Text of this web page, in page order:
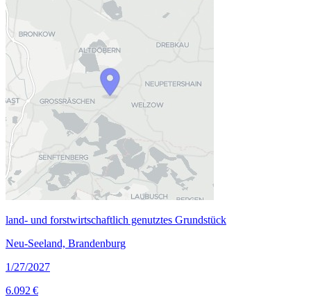
land- und forstwirtschaftlich genutztes Grundstück
Neu-Seeland, Brandenburg
1/27/2027
6.092 €